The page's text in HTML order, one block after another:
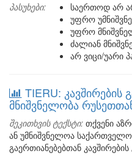
პასუხები:
საერთოდ არ
უფრო
უფრო
ძალიან
არ ვიცი/უარი
TIERU: კავშირების
მნიშვნელობა
შეკითხვის ტექსტი: თქვენი
ან უმნიშვნელოა
გაერთიანებებთან